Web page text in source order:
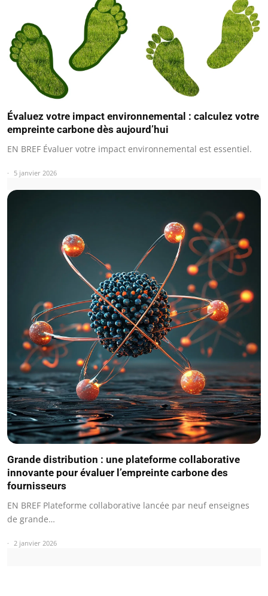
Évaluez votre impact environnemental : calculez votre
empreinte carbone dès aujourd’hui
EN BREF Évaluer votre impact environnemental est essentiel.
5 janvier 2026
Grande distribution : une plateforme collaborative
innovante pour évaluer l’empreinte carbone des
fournisseurs
EN BREF Plateforme collaborative lancée par neuf enseignes
de grande…
2 janvier 2026